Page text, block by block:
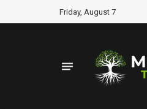
Friday, August 7